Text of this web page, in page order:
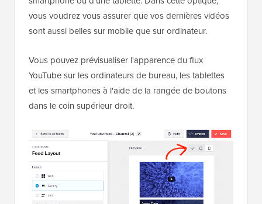
vous voudrez vous assurer que vos dernières vidéos
sont aussi belles sur mobile que sur ordinateur.
Vous pouvez prévisualiser l'apparence du flux
YouTube sur les ordinateurs de bureau, les tablettes
et les smartphones à l'aide de la rangée de boutons
dans le coin supérieur droit.